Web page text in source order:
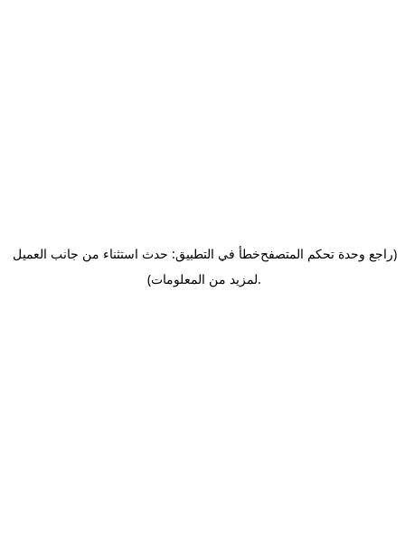
خطأ في التطبيق: حدث استثناء من جانب العميل(راجع وحدة تحكم المتصفح
لمزيد من المعلومات).